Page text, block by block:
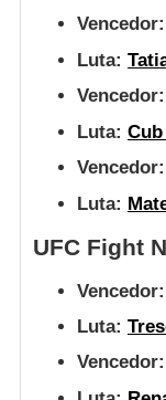
Vencedor:
Luta:
Vencedor:
Luta:
Vencedor:
Luta:
UFC Fight
Vencedor:
Luta:
Vencedor: